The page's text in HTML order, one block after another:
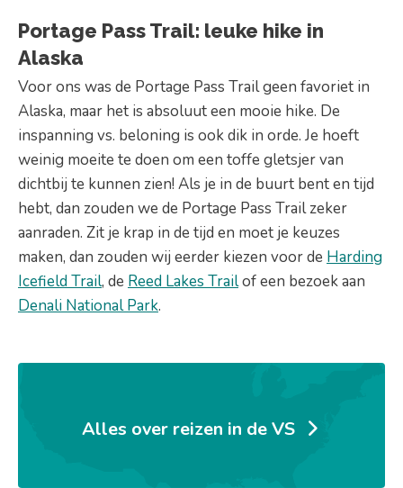
Portage Pass Trail: leuke hike in
Alaska
Voor ons was de Portage Pass Trail geen favoriet in
Alaska, maar het is absoluut een mooie hike. De
inspanning vs. beloning is ook dik in orde. Je hoeft
weinig moeite te doen om een toffe gletsjer van
dichtbij te kunnen zien! Als je in de buurt bent en tijd
hebt, dan zouden we de Portage Pass Trail zeker
aanraden. Zit je krap in de tijd en moet je keuzes
maken, dan zouden wij eerder kiezen voor de Harding
Icefield Trail, de Reed Lakes Trailof een bezoek aan
Denali National Park.
Alles over reizen in de VS